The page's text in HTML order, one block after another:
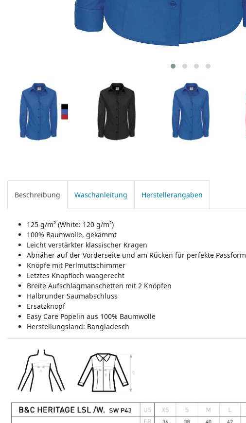
Beschreibung Waschanleitung Herstellerangaben
125 g/m² (White: 120 g/m²)
100% Baumwolle, gekämmt
Leicht verstärkter klassischer Kragen
Abnäher auf der Vorderseite und am Rücken für perfekte Passform
Knöpfe mit Perlmuttschimmer
Letztes Knopfloch waagerecht
Breite Aufschlagmanschetten mit 2 Knöpfen
Halbrunder Saumabschluss
Ersatzknopf
Easy Care Popelin aus 100% Baumwolle
Herstellungsland: Bangladesch